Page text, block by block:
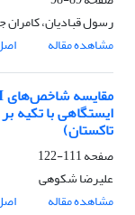
رسول قبادیان، کامران
مشاهده مقاله
ایستگاهی با تکیه
تاکستان)
صفحه111-122
علیرضا شکوهی
مشاهده مقاله